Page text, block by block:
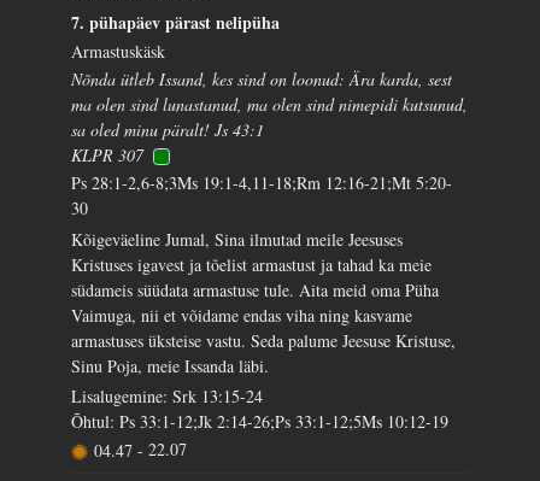
7. pühapäev pärast nelipüha
Armastuskäsk
Nõnda ütleb Issand, kes sind on loonud: Ära karda, sest
ma olen sind lunastanud, ma olen sind nimepidi kutsunud,
sa oled minu päralt! Js 43:1
KLPR 307
Ps 28:1-2,6-8;3Ms 19:1-4,11-18;Rm 12:16-21;Mt 5:20-
30
Kõigeväeline Jumal, Sina ilmutad meile Jeesuses
Kristuses igavest ja tõelist armastust ja tahad ka meie
südameis süüdata armastuse tule. Aita meid oma Püha
Vaimuga, nii et võidame endas viha ning kasvame
armastuses üksteise vastu. Seda palume Jeesuse Kristuse,
Sinu Poja, meie Issanda läbi.
Lisalugemine: Srk 13:15-24
Õhtul: Ps 33:1-12;Jk 2:14-26;Ps 33:1-12;5Ms 10:12-19
04.47 - 22.07